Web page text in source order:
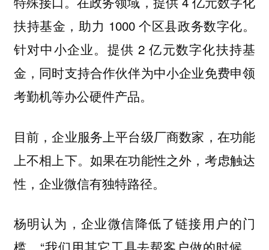
扶持基金，助力 1000 个区县政务数字化。
针对中小企业。提供 2 亿元数字化扶持基
金，同时支持合作伙伴为中小企业免费申领
考勤机等办公硬件产品。
目前，企业服务上平台级厂商数家，在功能
上不相上下。如果在功能性之外，考虑触达
性，企业微信有独特路径。
杨明认为，企业微信降低了链接用户的门